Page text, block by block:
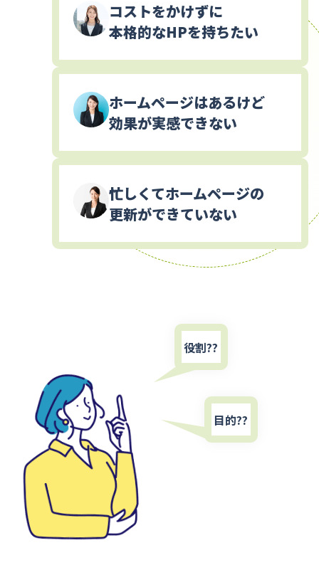
コストをかけずに
本格的なHPを持ちたい
ホームページはあるけど
効果が実感できない
忙しくてホームページの
更新ができていない
役割??
目的??